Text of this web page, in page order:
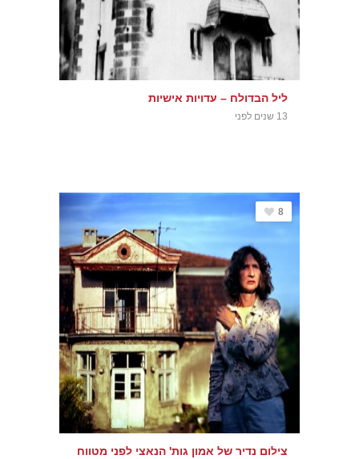
ליל הבדולח – עדויות אישיות
13 שנים לפני
8
צילום נדיר של אמון גות' הנאצי לפני מטווח